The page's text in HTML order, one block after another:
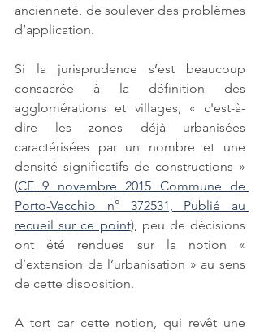
ancienneté, de soulever des problèmes
d’application.
Si la jurisprudence s’est beaucoup
consacrée à la définition des
agglomérations et villages, « c'est-à-
dire les zones déjà urbanisées
caractérisées par un nombre et une
densité significatifs de constructions »
(CE 9 novembre 2015 Commune de
Porto-Vecchio n° 372531, Publié au
recueil sur ce point), peu de décisions
ont été rendues sur la notion «
d’extension de l’urbanisation » au sens
de cette disposition.
A tort car cette notion, qui revêt une